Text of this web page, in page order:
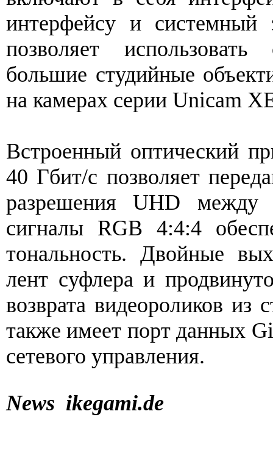
интерфейсу и системный
позволяет
большие студийные
на камерах серии Unicam
Встроенный оптический
40 Гбит/с позволяет
разрешения UHD
сигналы RGB 4:4:4
тональность. Двойные
лент суфлера и
возврата видеороликов из
также имеет порт данных
сетевого управления.
News ikegami.de